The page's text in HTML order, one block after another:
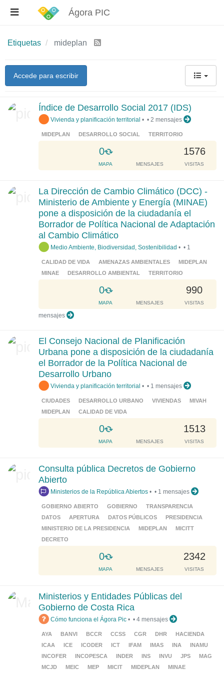
Ágora PIC
Etiquetas mideplan
Accede para escribir
Índice de Desarrollo Social 2017 (IDS)
Vivienda y planificación territorial •
MIDEPLAN DESARROLLO SOCIAL TERRITORIO
0
L
o
a
i
n
g
.
.
.
MAPA MENSAJES
1576
VISITAS
• 2 mensajes
La Dirección de Cambio Climático (DCC) -
Ministerio de Ambiente y Energía (MINAE)
pone a disposición de la ciudadanía el
Borrador de Política Nacional de Adaptación
al Cambio Climático
Medio Ambiente, Biodiversidad, Sostenibilidad •
CALIDAD DE VIDA AMENAZAS AMBIENTALES
MIDEPLAN
MINAE
DESARROLLO AMBIENTAL TERRITORIO
0
L
o
a
n
g
.
.
.
MAPA MENSAJES
990
VISITAS
• 1
mensajes
El Consejo Nacional de Planificación
Urbana pone a disposición de la ciudadanía
el Borrador de la Política Nacional de
Desarrollo Urbano
Vivienda y planificación territorial •
CIUDADES DESARROLLO URBANO VIVIENDAS
MIVAH
MIDEPLAN
CALIDAD DE VIDA
0
L
o
a
i
g
.
.
.
MAPA MENSAJES
1513
VISITAS
• 1 mensajes
Consulta pública Decretos de Gobierno
Abierto
Ministerios de la República Abiertos •
GOBIERNO ABIERTO GOBIERNO
TRANSPARENCIA
DATOS
APERTURA DATOS PÚBLICOS
PRESIDENCIA
MINISTERIO DE LA PRESIDENCIA
MIDEPLAN
MICITT
DECRETO
0
L
o
a
i
n
g
.
.
MAPA MENSAJES
2342
VISITAS
• 1 mensajes
Ministerios y Entidades Públicas del
Gobierno de Costa Rica
Cómo funciona el Ágora Pic •
AYA BANVI BCCR CCSS CGR DHR
HACIENDA
ICAA
ICE ICODER ICT IFAM IMAS INA
INAMU
INCOFER
INCOPESCA INDER INS INVU JPS
MAG
MCJD
MEIC MEP MICIT MIDEPLAN MINAE
•4 mensajes